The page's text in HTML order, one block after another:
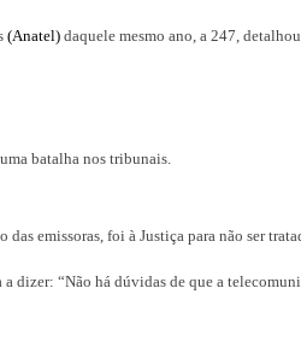
(Anatel) daquele mesmo ano, a 247,
batalha nos tribunais.
das emissoras, foi à Justiça para não ser
a dizer: “Não há dúvidas de que a